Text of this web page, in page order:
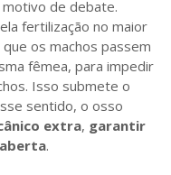
de debate.
fertilização no maior
os machos passem
fêmea, para impedir
Isso submete o
sentido, o osso
extra, garantir
.